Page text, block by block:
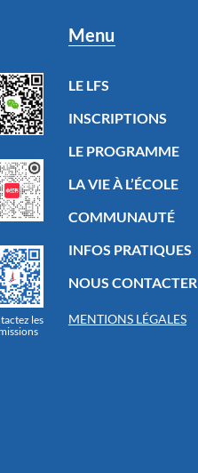
les
Menu
LE LFS
INSCRIPTIONS
LE PROGRAMME
LA VIE À L’ÉCOLE
COMMUNAUTÉ
INFOS PRATIQUES
NOUS CONTACTER
MENTIONS LÉGALES